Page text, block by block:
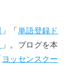
」「 単語登録ド
」。ブログを本
ヨッセンスクー